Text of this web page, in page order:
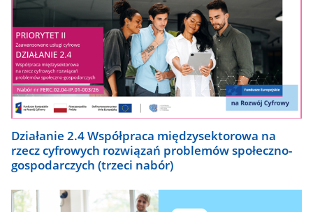
Działanie 2.4 Współpraca międzysektorowa na
rzecz cyfrowych rozwiązań problemów społeczno-
gospodarczych (trzeci nabór)